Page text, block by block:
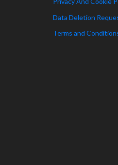
Data Deletion
Terms and